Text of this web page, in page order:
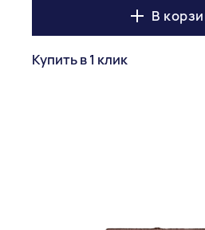
В
Купить в 1 клик